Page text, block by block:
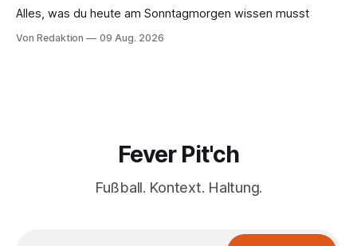
Alles, was du heute am Sonntagmorgen wissen musst
Von Redaktion 09 Aug. 2026
Fever Pit'ch
Fußball. Kontext. Haltung.